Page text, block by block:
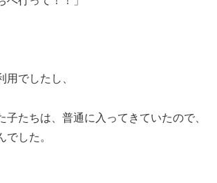
用でしたし、
子たちは、普通に入ってきていたので、
でした。